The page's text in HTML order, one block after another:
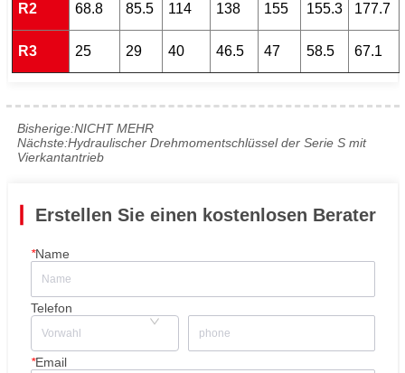
R2 68.8 85.5 114 138 155 155.3 177.7
R3 25 29 40 46.5 47 58.5 67.1
Bisherige:NICHT MEHR
Nächste:Hydraulischer Drehmomentschlüssel der Serie S mit
Vierkantantrieb
Erstellen Sie einen kostenlosen Berater
*Name
Telefon
*Email